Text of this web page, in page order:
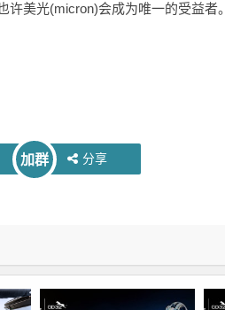
美光(micron)会成为唯一的受益者。
加群 分享